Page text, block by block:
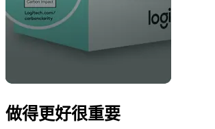
做得更好很重要